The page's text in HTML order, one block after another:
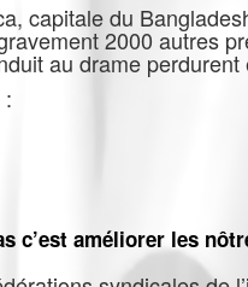
capitale du
2000 autres
au drame
c’est améliorer les